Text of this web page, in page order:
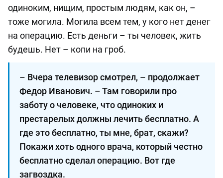
одиноким, нищим, простым людям, как он, –
тоже могила. Могила всем тем, у кого нет денег
на операцию. Есть деньги – ты человек, жить
будешь. Нет – копи на гроб.
– Вчера телевизор смотрел, – продолжает
Федор Иванович. – Там говорили про
заботу о человеке, что одиноких и
престарелых должны лечить бесплатно. А
где это бесплатно, ты мне, брат, скажи?
Покажи хоть одного врача, который честно
бесплатно сделал операцию. Вот где
загвоздка.